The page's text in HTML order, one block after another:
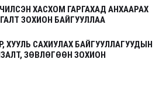
ХАСХОМ ГАРГАХАД АНХААРАХ
ЗОХИОН БАЙГУУЛЛАА
ХУУЛЬ САХИУЛАХ БАЙГУУЛЛАГУУДЫН
ЗӨВЛӨГӨӨН ЗОХИОН